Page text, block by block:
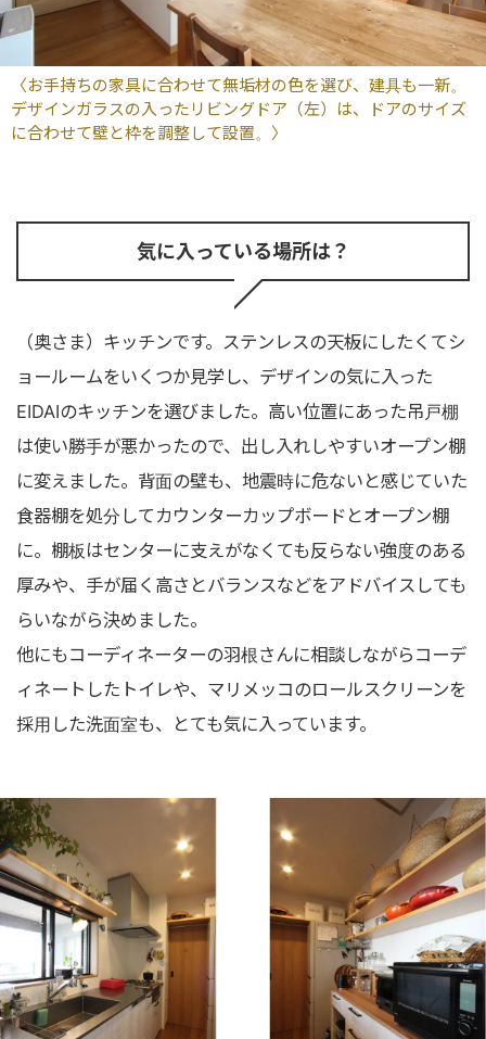
〈お手持ちの家具に合わせて無垢材の色を選び、建具も一新。
デザインガラスの入ったリビングドア（左）は、ドアのサイズ
に合わせて壁と枠を調整して設置。〉
気に入っている場所は？
（奥さま）キッチンです。ステンレスの天板にしたくてシ
ョールームをいくつか見学し、デザインの気に入った
EIDAIのキッチンを選びました。高い位置にあった吊戸棚
は使い勝手が悪かったので、出し入れしやすいオープン棚
に変えました。背面の壁も、地震時に危ないと感じていた
食器棚を処分してカウンターカップボードとオープン棚
に。棚板はセンターに支えがなくても反らない強度のある
厚みや、手が届く高さとバランスなどをアドバイスしても
らいながら決めました。
他にもコーディネーターの羽根さんに相談しながらコーデ
ィネートしたトイレや、マリメッコのロールスクリーンを
採用した洗面室も、とても気に入っています。